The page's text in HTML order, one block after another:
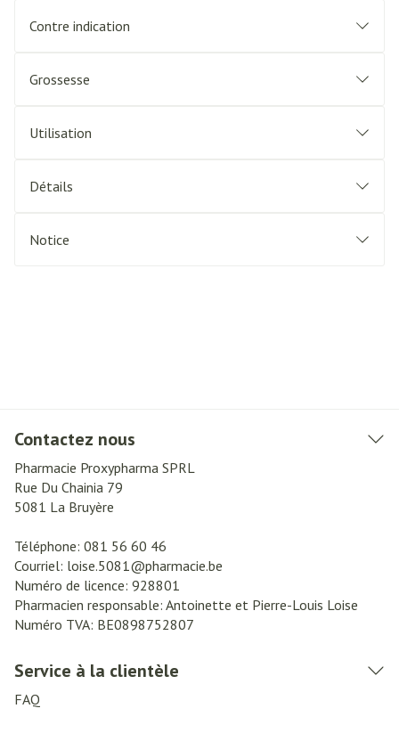
Contre indication
Grossesse
Utilisation
Détails
Notice
Contactez nous
Pharmacie Proxypharma SPRL
Rue Du Chainia 79
5081 La Bruyère
Téléphone: 081 56 60 46
Courriel: loise.5081@pharmacie.be
Numéro de licence: 928801
Pharmacien responsable: Antoinette et Pierre-Louis Loise
Numéro TVA: BE0898752807
Service à la clientèle
FAQ